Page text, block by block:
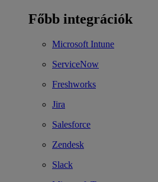
Főbb integrációk
Microsoft Intune
ServiceNow
Freshworks
Jira
Salesforce
Zendesk
Slack